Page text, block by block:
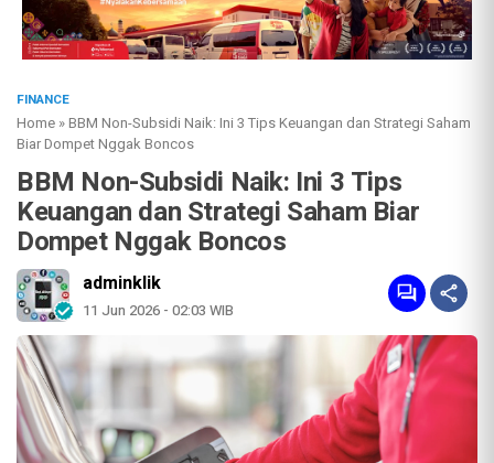
FINANCE
Home »BBM Non-Subsidi Naik: Ini 3 Tips Keuangan dan Strategi Saham
Biar Dompet Nggak Boncos
BBM Non-Subsidi Naik: Ini 3 Tips
Keuangan dan Strategi Saham Biar
Dompet Nggak Boncos
adminklik
11 Jun 2026 - 02:03 WIB